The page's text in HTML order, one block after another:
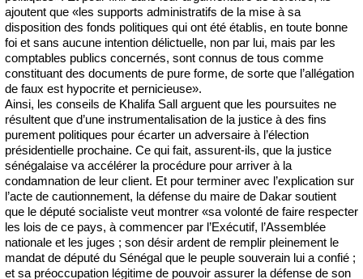
ajoutent que «les supports administratifs de la mise à sa
disposition des fonds politiques qui ont été établis, en toute bonne
foi et sans aucune intention délictuelle, non par lui, mais par les
comptables publics concernés, sont connus de tous comme
constituant des documents de pure forme, de sorte que l’allégation
de faux est hypocrite et pernicieuse».
Ainsi, les conseils de Khalifa Sall arguent que les poursuites ne
résultent que d’une instrumentalisation de la justice à des fins
purement politiques pour écarter un adversaire à l’élection
présidentielle prochaine. Ce qui fait, assurent-ils, que la justice
sénégalaise va accélérer la procédure pour arriver à la
condamnation de leur client. Et pour terminer avec l’explication sur
l’acte de cautionnement, la défense du maire de Dakar soutient
que le député socialiste veut montrer «sa volonté de faire respecter
les lois de ce pays, à commencer par l’Exécutif, l’Assemblée
nationale et les juges ; son désir ardent de remplir pleinement le
mandat de député du Sénégal que le peuple souverain lui a confié ;
et sa préoccupation légitime de pouvoir assurer la défense de son